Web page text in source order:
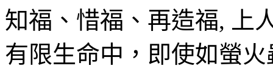
知福、惜福、再造福, 上
有限生命中，即使如螢